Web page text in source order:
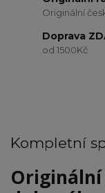
Originální
Doprava
od 1500Kč
Kompletní